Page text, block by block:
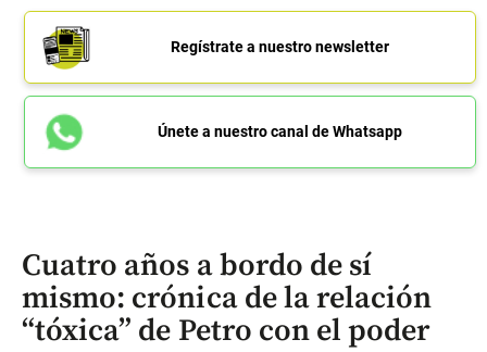
Regístrate a nuestro newsletter
Únete a nuestro canal de Whatsapp
Cuatro años a bordo de sí
mismo: crónica de la relación
“tóxica” de Petro con el poder